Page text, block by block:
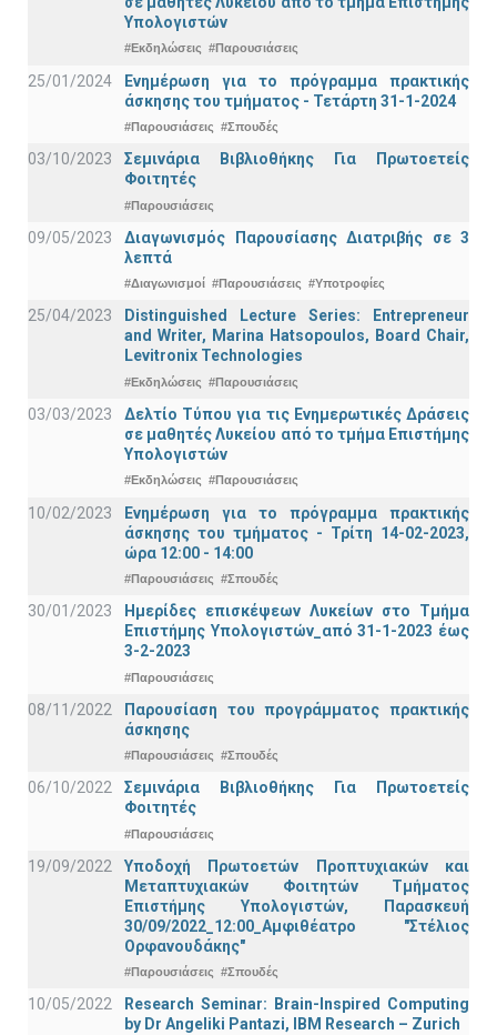
Υπολογιστών
#Εκδηλώσεις #Παρουσιάσεις
25/01/2024
Ενημέρωση για το πρόγραμμα πρακτικής
άσκησης του τμήματος - Τετάρτη 31-1-2024
#Παρουσιάσεις #Σπουδές
03/10/2023
Σεμινάρια Βιβλιοθήκης Για Πρωτοετείς
Φοιτητές
#Παρουσιάσεις
09/05/2023
Διαγωνισμός Παρουσίασης Διατριβής σε 3
λεπτά
#Διαγωνισμοί #Παρουσιάσεις #Υποτροφίες
25/04/2023
Distinguished Lecture Series: Entrepreneur
and Writer, Marina Hatsopoulos, Board Chair,
Levitronix Technologies
#Εκδηλώσεις #Παρουσιάσεις
03/03/2023
Δελτίο Τύπου για τις Ενημερωτικές Δράσεις
σε μαθητές Λυκείου από το τμήμα Επιστήμης
Υπολογιστών
#Εκδηλώσεις #Παρουσιάσεις
10/02/2023
Ενημέρωση για το πρόγραμμα πρακτικής
άσκησης του τμήματος - Τρίτη 14-02-2023,
ώρα 12:00 - 14:00
#Παρουσιάσεις #Σπουδές
30/01/2023
Ημερίδες επισκέψεων Λυκείων στο Τμήμα
Επιστήμης Υπολογιστών_από 31-1-2023 έως
3-2-2023
#Παρουσιάσεις
08/11/2022
Παρουσίαση του προγράμματος πρακτικής
άσκησης
#Παρουσιάσεις #Σπουδές
06/10/2022
Σεμινάρια Βιβλιοθήκης Για Πρωτοετείς
Φοιτητές
#Παρουσιάσεις
19/09/2022
Υποδοχή Πρωτοετών Προπτυχιακών και
Μεταπτυχιακών Φοιτητών Τμήματος
Επιστήμης Υπολογιστών, Παρασκευή
30/09/2022_12:00_Αμφιθέατρο "Στέλιος
Ορφανουδάκης"
#Παρουσιάσεις #Σπουδές
10/05/2022
Research Seminar: Brain-Inspired Computing
by Dr Angeliki Pantazi, IBM Research – Zurich